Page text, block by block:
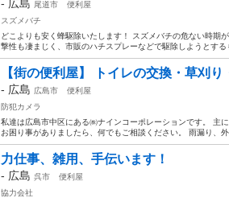
- 広島 尾道市
便利屋
スズメバチ
どこよりも安く蜂駆除いたします！ スズメバチの危ない時期
撃性も凄まじく、市販のハチスプレーなどで駆除しようとす
【街の便利屋】 トイレの交換・草刈
- 広島 広島市
便利屋
防犯カメラ
私達は広島市中区にある㈱ナインコーポレーションです。 主
お困り事がありましたら、何でもご相談ください。 雨漏り、
力仕事、雑用、手伝います！
- 広島 呉市
便利屋
協力会社